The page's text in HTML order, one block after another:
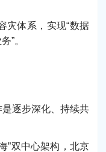
灾体系，实现“数据
”。
逐步深化、持续共
”双中心架构，北京